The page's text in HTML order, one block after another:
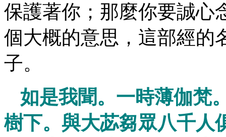
保護著你；那麼你要誠心
個大概的意思，這部經的
子。
如是我聞。一時薄伽梵
樹下。與大苾芻眾八千人